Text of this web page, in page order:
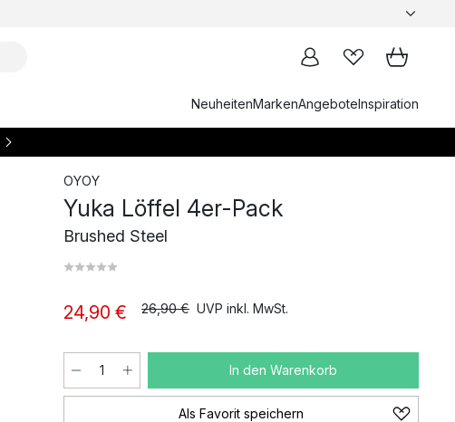
NeuheitenMarkenAngeboteInspiration
OYOY
Yuka Löffel 4er-Pack
Brushed Steel
24,90 € 26,90 € UVP inkl. MwSt.
In den Warenkorb
Als Favorit speichern